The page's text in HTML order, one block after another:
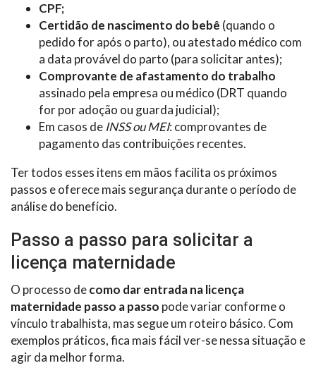
CPF;
Certidão de nascimento do bebê (quando o
pedido for após o parto), ou atestado médico com
a data provável do parto (para solicitar antes);
Comprovante de afastamento do trabalho
assinado pela empresa ou médico (DRT quando
for por adoção ou guarda judicial);
Em casos de INSS ou MEI: comprovantes de
pagamento das contribuições recentes.
Ter todos esses itens em mãos facilita os próximos
passos e oferece mais segurança durante o período de
análise do benefício.
Passo a passo para solicitar a
licença maternidade
O processo decomo dar entrada na licença
maternidade passo a passo pode variar conforme o
vínculo trabalhista, mas segue um roteiro básico. Com
exemplos práticos, fica mais fácil ver-se nessa situação e
agir da melhor forma.